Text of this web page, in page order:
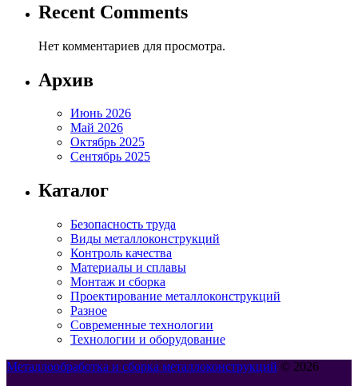
Recent Comments
Нет комментариев для просмотра.
Архив
Июнь 2026
Май 2026
Октябрь 2025
Сентябрь 2025
Каталог
Безопасность труда
Виды металлоконструкций
Контроль качества
Материалы и сплавы
Монтаж и сборка
Проектирование металлоконструкций
Разное
Современные технологии
Технологии и оборудование
Металлообработка и сборка металлоконструкций © 2026